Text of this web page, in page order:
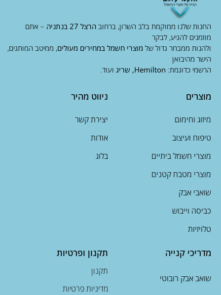
החנות שלנו ממוקמת בלב השרון, ברחוב הרצל 27 בנתניה
– אתם
מוזמנים להגיע, לבקר
ולהנות ממבחר גדול של מוצרי חשמל במחירים מעולים, ממיטב המותגים,
הישר מהיבואן
הרשמי כדוגמת: Hemilton, שריג ועוד.
מוצרים
מיזוג וחימום
טיפוח ועיצוב
מוצרי חשמל ביתיים
מוצרי מטבח קטנים
שואבי אבק
כביסה וייבוש
טלויזיות
ניווט מהיר
יצירת קשר
אודות
בלוג
מדריכי קנייה
שואב אבק רובוטי
תקנון ופרטיות
תקנון
מדיניות פרטיות